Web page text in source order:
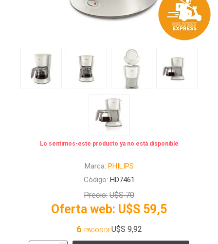
Lo sentimos-este producto ya no está disponible
Marca: PHILIPS
Código: HD7461
Precio: U$S 70
Oferta web: U$S 59,5
6 PAGOS DEU$S 9,92